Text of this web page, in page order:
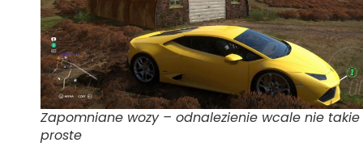
Zapomniane wozy – odnalezienie wcale nie takie
proste